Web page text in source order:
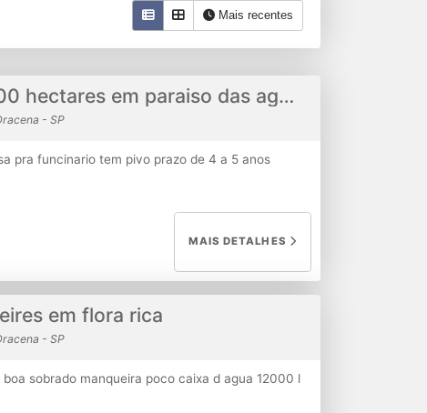
Mais recentes
fazenda de 3300 hectares em paraiso das aguas
- SP
pra funcinario tem pivo prazo de 4 a 5 anos
MAIS DETALHES
em flora rica
- SP
sobrado manqueira poco caixa d agua 12000 l